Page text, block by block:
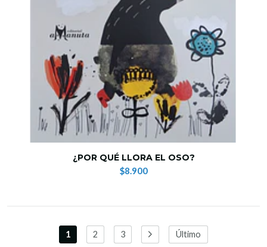
¿POR QUÉ LLORA EL OSO?
$8.900
1 2 3 Último